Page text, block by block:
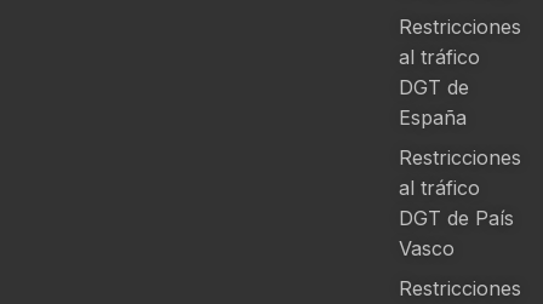
Restricciones
al tráfico
DGT de
España
Restricciones
al tráfico
DGT de País
Vasco
Restricciones